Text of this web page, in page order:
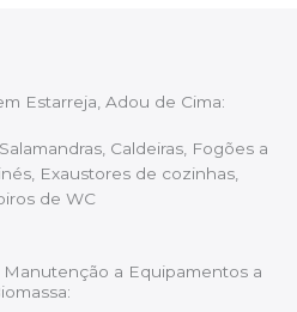
Estarreja, Adou de Cima:
Caldeiras, Fogões a
Exaustores de cozinhas,
de WC
a Equipamentos a